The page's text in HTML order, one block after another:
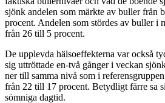
sjönk andelen som märkte av buller från
procent. Andelen som stördes av buller i
från 26 till 5 procent.
De upplevda hälsoeffekterna var också
sig uttröttade en-två gånger i veckan
ner till samma nivå som i
från 22 till 17 procent. Betydligt färre sa
sömniga dagtid.